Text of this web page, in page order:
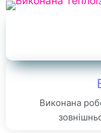
Виконана